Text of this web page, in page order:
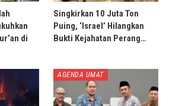
di
Singkirkan 10 Juta Ton
Puing, ‘Israel’ Hilangkan
Bukti Kejahatan Perang…
AGENDA UMAT